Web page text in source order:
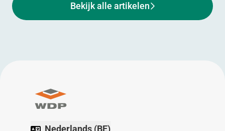
Bekijk alle artikelen
Nederlands (BE)